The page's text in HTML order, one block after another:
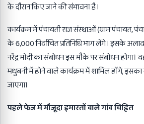
के दौरान किए जाने की संभावना है।
कार्यक्रम में पंचायती राज संस्थाओं (ग्राम पंचायत,
के 6,000 निर्वाचित प्रतिनिधि भाग लेंगे। इसके
नरेंद्र मोदी का संबोधन इस मौके पर संबोधन होगा।
मधुबनी में हाेने वाले कार्यक्रम में शामिल होंगे, इसका
जाएगा।
पहले फेज में मौजूदा इमारतों वाले गांव चिह्नित